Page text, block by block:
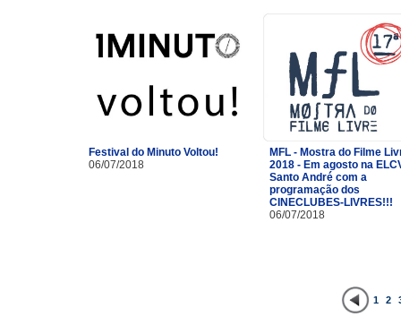
Festival do Minuto Voltou!
06/07/2018
MFL - Mostra do Filme
2018 - Em agosto na
Santo André com a
programação dos
CINECLUBES-LIVRES!!!
06/07/2018
1 2